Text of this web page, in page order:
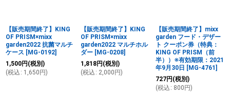
【販売期間終了】KING
OF PRISM×mixx
garden2022 抗菌マルチ
ケース [MG-0192]
1,500円 (税別)
(税込 : 1,650 円)
【販売期間終了】KING
OF PRISM×mixx
garden2022 マルチホル
ダー [MG-0208]
1,818円 (税別)
(税込 : 2,000 円)
【販売期間終了】mixx
garden フード・デザー
ト クーポン券（特典：
KING OF PRISM（前
半））※有効期限：2021
年9月30日 [MG-4761 ]
727円 (税別)
(税込 : 800 円)